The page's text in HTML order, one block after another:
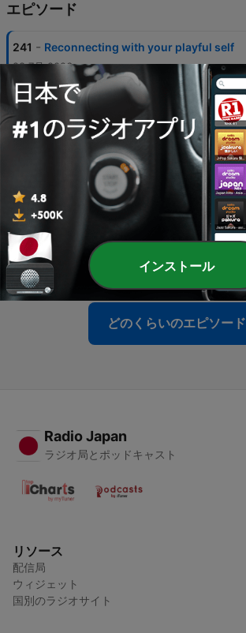
エピソード
241 - Reconnecting with your playful self
28 7月 2026
240 - This changes everything
17 4月 2025
In grief and loss
238 - The Father’s Love
11 9月 2023
237 - Your life is precious
09 4月 2023
どのくらいのエピソード
Radio Japan
ラジオ局とポッドキャスト
リソース
配信局
ウィジェット
国別のラジオサイト
インストール